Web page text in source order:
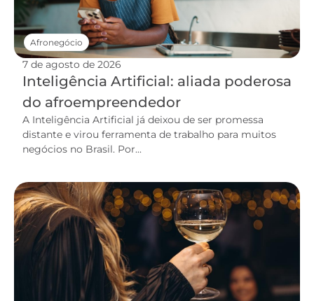
7 de agosto de 2026
Inteligência Artificial: aliada poderosa
do afroempreendedor
A Inteligência Artificial já deixou de ser promessa
distante e virou ferramenta de trabalho para muitos
negócios no Brasil. Por...
Afronegócio